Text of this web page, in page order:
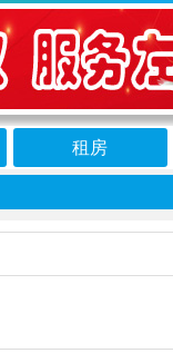
租房